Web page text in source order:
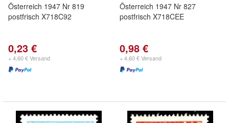
Österreich 1947 Nr 819
postfrisch X718C92
0,23 €
+ 4,60 € Versand
Österreich 1947 Nr 827
postfrisch X718CEE
0,98 €
+ 4,60 € Versand